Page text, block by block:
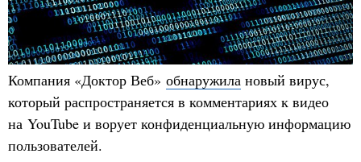
Компания «Доктор Веб» обнаружила новый вирус,
который распространяется в комментариях к видео
на YouTube и ворует конфиденциальную информацию
пользователей.